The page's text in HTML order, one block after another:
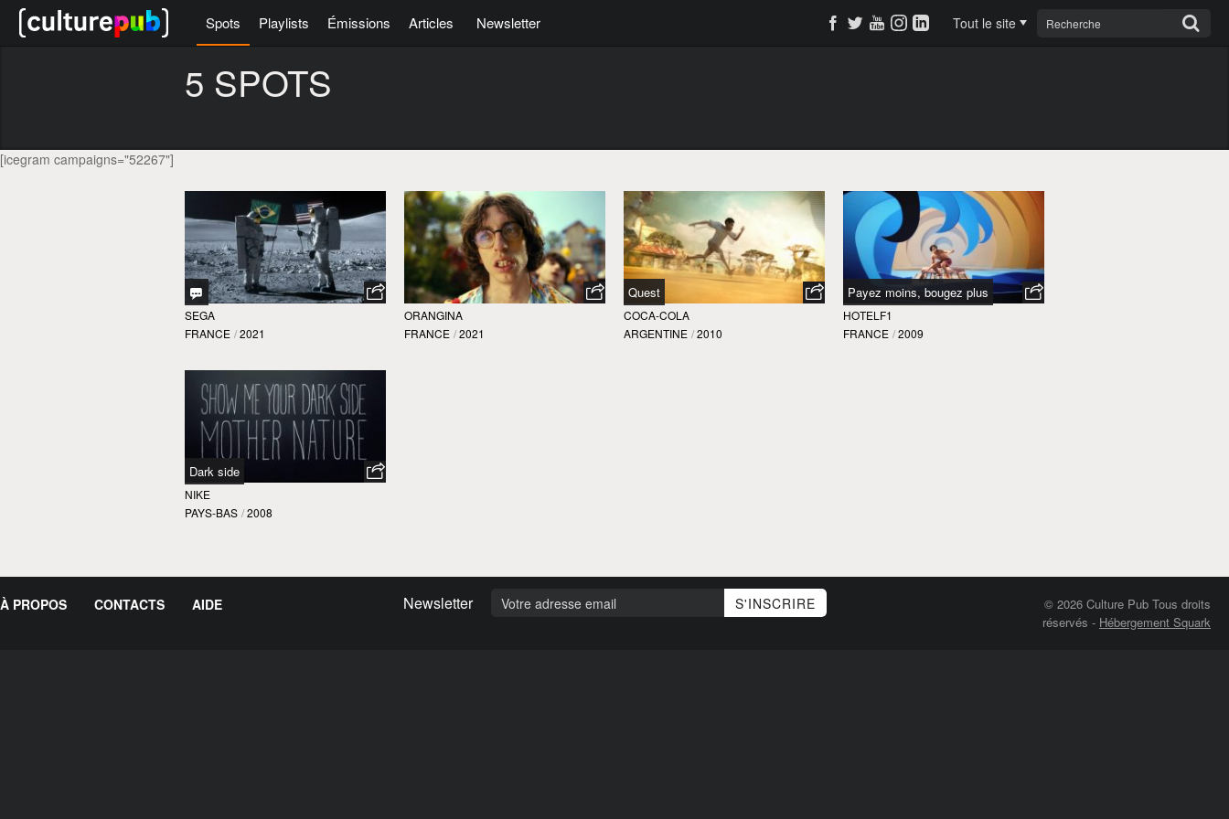
Spots Playlists Émissions Articles Newsletter Tout le site
5 SPOTS
[icegram campaigns="52267"]
SEGA
FRANCE / 2021
ORANGINA
FRANCE / 2021
Quest
COCA-COLA
ARGENTINE / 2010
Payez moins, bougez plus
HOTELF1
FRANCE / 2009
Dark side
NIKE
PAYS-BAS / 2008
À PROPOS CONTACTS AIDE Newsletter
© 2026 Culture Pub Tous droits
réservés - Hébergement Squark